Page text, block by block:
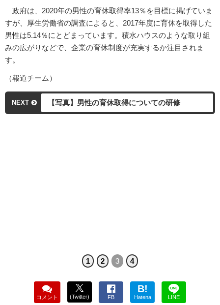
政府は、2020年の男性の育休取得率13％を目標に掲げていま
すが、厚生労働省の調査によると、2017年度に育休を取得した
男性は5.14％にとどまっています。積水ハウスのような取り組
みの広がりなどで、企業の育休制度が充実するか注目されま
す。
（報道チーム）
NEXT 【写真】男性の育休取得についての研修
1 2 3 4
コメント (Twitter) FB
B!
Hatena LINE